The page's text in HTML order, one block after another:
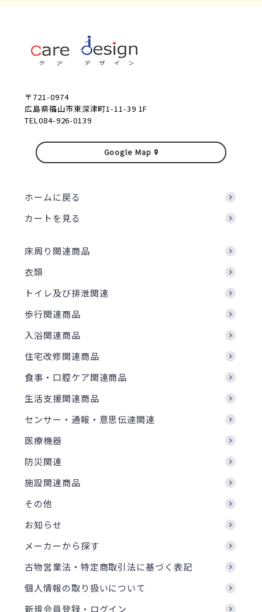
〒721-0974
広島県福山市東深津町1-11-39 1F
TEL084-926-0139
Google Map
ホームに戻る
カートを見る
床周り関連商品
衣類
トイレ及び排泄関連
歩行関連商品
入浴関連商品
住宅改修関連商品
食事・口腔ケア関連商品
生活支援関連商品
センサー・通報・意思伝達関連
医療機器
防災関連
施設関連商品
その他
お知らせ
メーカーから探す
古物営業法・特定商取引法に基づく表記
個人情報の取り扱いについて
新規会員登録・ログイン